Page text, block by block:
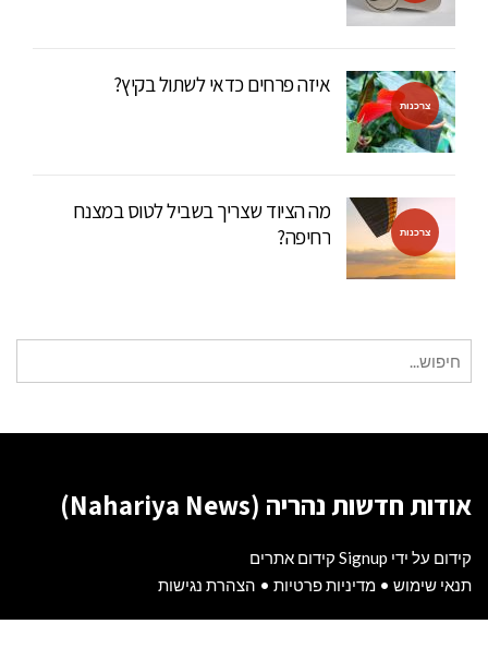
צרכנות
איזה פרחים כדאי לשתול בקיץ?
צרכנות
מה הציוד שצריך בשביל לטוס במצנח
רחיפה?
אודות חדשות נהריה (Nahariya News)
קידום על ידי Signup קידום אתרים
תנאי שימוש • מדיניות פרטיות • הצהרת נגישות